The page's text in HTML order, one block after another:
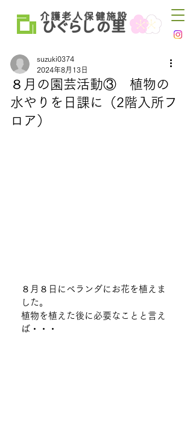
介 護 老 人 保 健 施 設
ひぐらしの里
８月の園芸活動③ 植物の
水やりを日課に（2階入所フ
ロア）
suzuki0374
2024年8月13日
８月８日にベランダにお花を植えま
した。
植物を植えた後に必要なことと言え
ば・・・